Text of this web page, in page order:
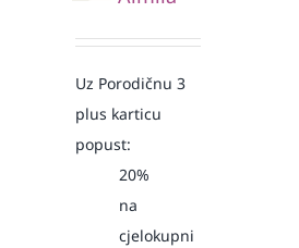
Uz Porodičnu 3
plus karticu
popust:
20%
na
cjelokupni